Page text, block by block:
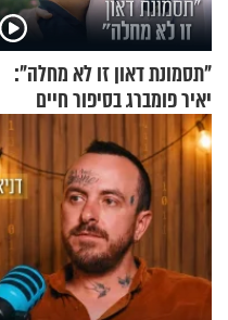
"תסמונת דאון זו לא מחלה":
יאיר פומברג בסיפור חיים
מעורר השראה